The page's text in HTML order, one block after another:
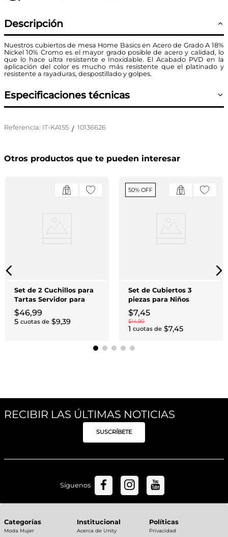
Descripción
Nuestros cubiertos de mesa Home Basics en Acero de Grado A 18%
Nickel 10% Cromo es el mayor grado posible de acero y calidad, lo
que lo hace ultra resistente e Inoxidable. El Acabado PVD en la
aplicación del color es mucho más resistente que el platinado y
resistente a rayaduras, despostillado y golpes.
Especificaciones técnicas
Referencia: IT-KA155 / 10136626
Otros productos que te pueden interesar
Set de 2 Cuchillos para
Tartas Servidor para
Tartas Royal Blanco
$46,99
5 cuotas de $9,39
50% OFF
Set de Cubiertos 3
piezas para Niños
Turquesa
$7,45
$14,90
1 cuotas de $7,45
RECIBIR LAS ÚLTIMAS NOTICIAS
SUSCRÍBETE
Síguenos
Categorías
Moda Mujer
Institucional
Acerca de Unity
Políticas
Privacidad